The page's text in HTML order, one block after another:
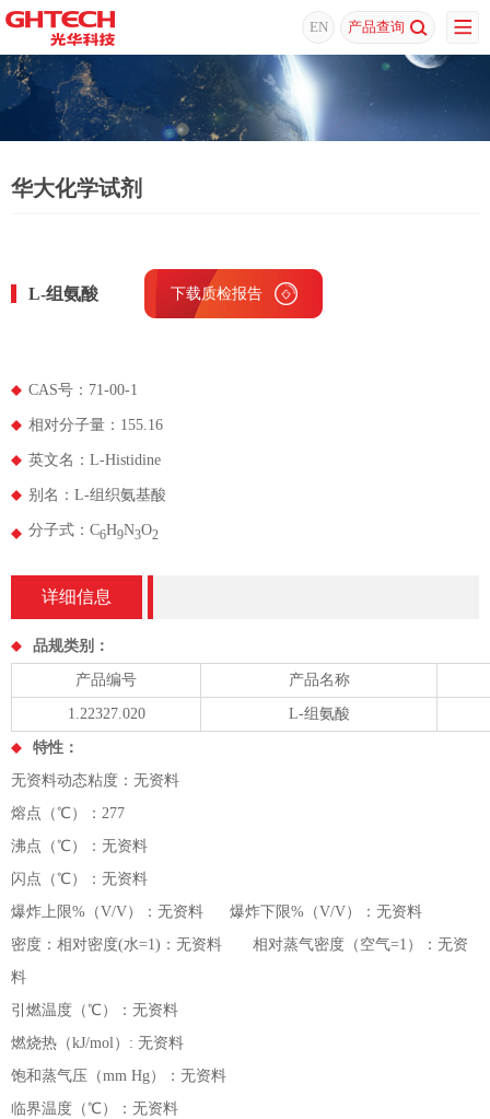
EN 产品查询
华大化学试剂
L-组氨酸 下载质检报告
CAS号：71-00-1
相对分子量：155.16
英文名：L-Histidine
别名：L-组织氨基酸
分子式：C6H9N3O2
详细信息
品规类别：
产品编号 产品名称
1.22327.020 L-组氨酸
特性：
无资料动态粘度：无资料
熔点（℃）：277
沸点（℃）：无资料
闪点（℃）：无资料
爆炸上限%（V/V）：无资料 爆炸下限%（V/V）：无资料
密度：相对密度(水=1)：无资料 相对蒸气密度（空气=1）：无资
料
引燃温度（℃）：无资料
燃烧热（kJ/mol）: 无资料
饱和蒸气压（mm Hg）：无资料
临界温度（℃）：无资料